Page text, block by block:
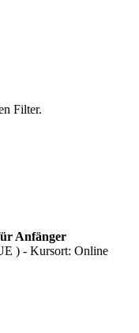
Filter.
Anfänger
) - Kursort: Online